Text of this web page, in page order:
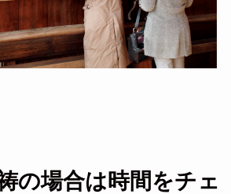
の場合は時間をチェ